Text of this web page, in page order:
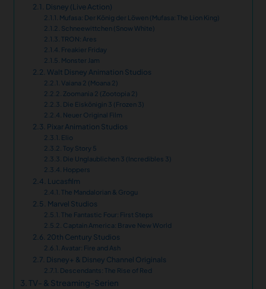
Disney (Live Action)
Mufasa: Der König der Löwen (Mufasa: The Lion King)
Schneewittchen (Snow White)
TRON: Ares
Freakier Friday
Monster Jam
Walt Disney Animation Studios
Vaiana 2 (Moana 2)
Zoomania 2 (Zootopia 2)
Die Eiskönigin 3 (Frozen 3)
Neuer Original Film
Pixar Animation Studios
Elio
Toy Story 5
Die Unglaublichen 3 (Incredibles 3)
Hoppers
Lucasfilm
The Mandalorian & Grogu
Marvel Studios
The Fantastic Four: First Steps
Captain America: Brave New World
20th Century Studios
Avatar: Fire and Ash
Disney+ & Disney Channel Originals
Descendants: The Rise of Red
TV- & Streaming-Serien